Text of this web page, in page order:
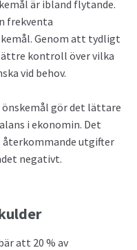
är ibland flytande.
frekventa
Genom att tydligt
kontroll över vilka
vid behov.
gör det lättare
i ekonomin. Det
återkommande utgifter
negativt.
att 20 % av